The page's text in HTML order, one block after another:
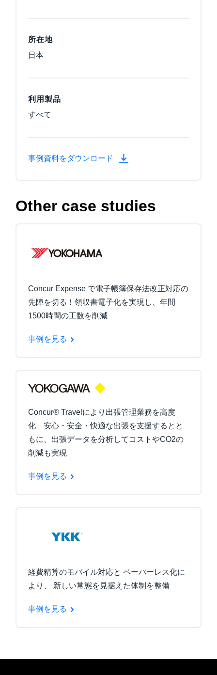
所在地
日本
利用製品
すべて
事例資料をダウンロード
Other case studies
Concur Expense で電子帳簿保存法改正対応の
先陣を切る！領収書電子化を実現し、年間
1500時間の工数を削減
事例を見る
Concur® Travelにより出張管理業務を高度
化 安心・安全・快適な出張を支援するとと
もに、出張データを分析してコストやCO2の
削減も実現
事例を見る
経費精算のモバイル対応と ペーパーレス化に
より、 新しい常態を見据えた体制を整備
事例を見る